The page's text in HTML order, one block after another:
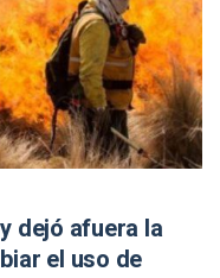
dejó afuera la
el uso de